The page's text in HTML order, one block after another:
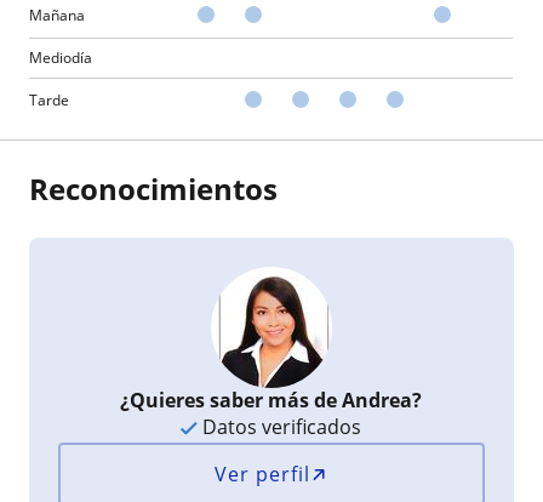
Mañana
Mediodía
Tarde
Reconocimientos
¿Quieres saber más de Andrea?
Datos verificados
Ver perfil